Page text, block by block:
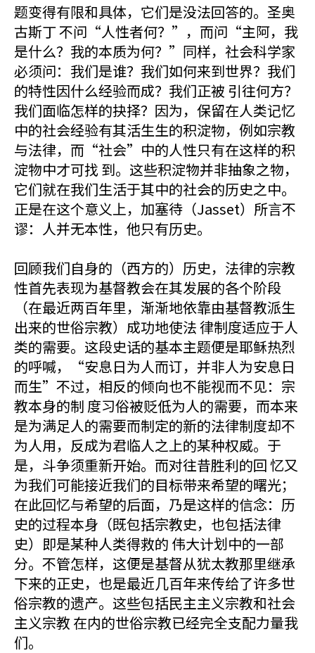
题变得有限和具体，它们是没法回答的。圣奥
古斯丁 不问“人性者何？”，而问“主阿，我
是什么？我的本质为何？”同样，社会科学家
必须问：我们是谁？我们如何来到世界？我们
的特性因什么经验而成？我们正被 引往何方？
我们面临怎样的抉择？因为，保留在人类记忆
中的社会经验有其活生生的积淀物，例如宗教
与法律，而“社会”中的人性只有在这样的积
淀物中才可找 到。这些积淀物并非抽象之物，
它们就在我们生活于其中的社会的历史之中。
正是在这个意义上，加塞待（Jasset）所言不
谬：人并无本性，他只有历史。
回顾我们自身的（西方的）历史，法律的宗教
性首先表现为基督教会在其发展的各个阶段
（在最近两百年里，渐渐地依靠由基督教派生
出来的世俗宗教）成功地使法 律制度适应于人
类的需要。这段史话的基本主题便是耶稣热烈
的呼喊，“安息日为人而订，并非人为安息日
而生”不过，相反的倾向也不能视而不见：宗
教本身的制 度习俗被贬低为人的需要，而本来
是为满足人的需要而制定的新的法律制度却不
为人用，反成为君临人之上的某种权威。于
是，斗争须重新开始。而对往昔胜利的回 忆又
为我们可能接近我们的目标带来希望的曙光；
在此回忆与希望的后面，乃是这样的信念：历
史的过程本身（既包括宗教史，也包括法律
史）即是某种人类得救的 伟大计划中的一部
分。不管怎样，这便是基督从犹太教那里继承
下来的正史，也是最近几百年来传给了许多世
俗宗教的遗产。这些包括民主主义宗教和社会
主义宗教 在内的世俗宗教已经完全支配力量我
们。